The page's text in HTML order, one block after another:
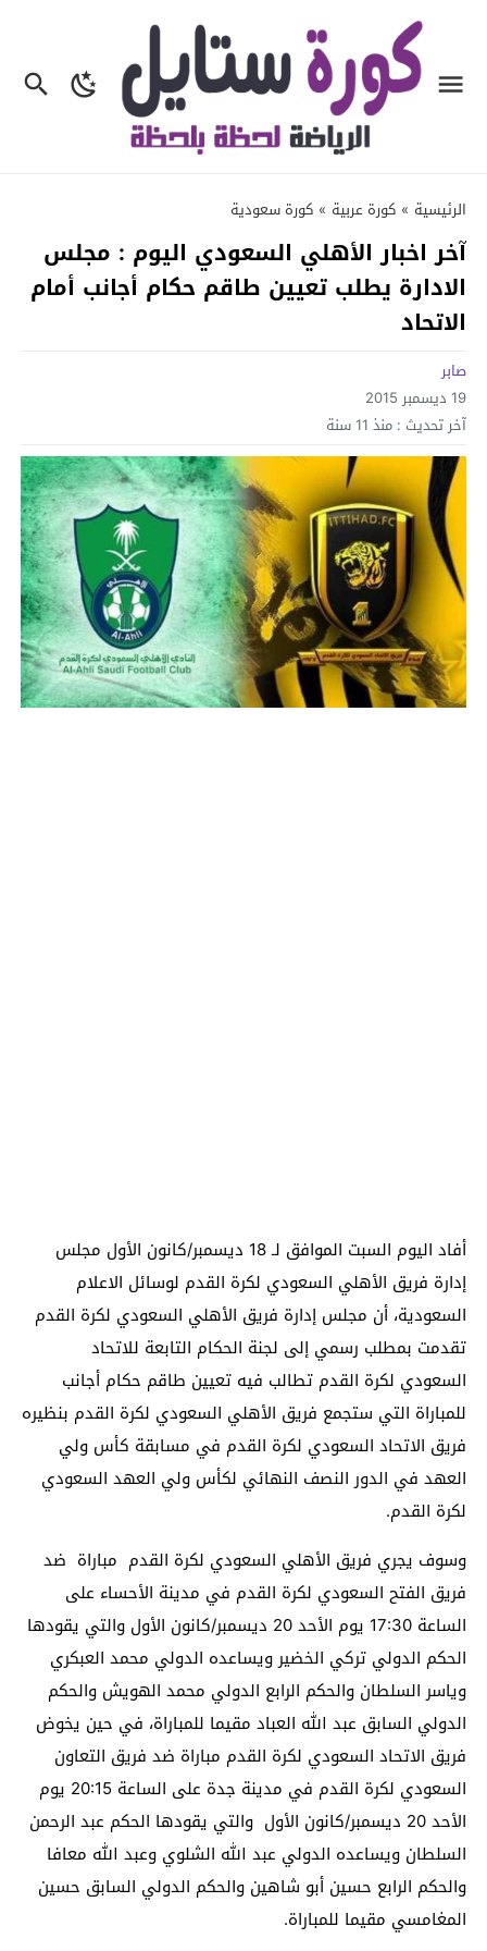
الرئيسية » كورة عربية » كورة سعودية
آخر اخبار الأهلي السعودي اليوم : مجلس
الادارة يطلب تعيين طاقم حكام أجانب أمام
الاتحاد
صابر
19 ديسمبر 2015
آخر تحديث : منذ 11 سنة
أفاد اليوم السبت الموافق لـ 18 ديسمبر/كانون الأول مجلس
إدارة فريق الأهلي السعودي لكرة القدم لوسائل الاعلام
السعودية، أن مجلس إدارة فريق الأهلي السعودي لكرة القدم
تقدمت بمطلب رسمي إلى لجنة الحكام التابعة للاتحاد
السعودي لكرة القدم تطالب فيه تعيين طاقم حكام أجانب
للمباراة التي ستجمع فريق الأهلي السعودي لكرة القدم بنظيره
فريق الاتحاد السعودي لكرة القدم في مسابقة كأس ولي
العهد في الدور النصف النهائي لكأس ولي العهد السعودي
لكرة القدم.
وسوف يجري فريق الأهلي السعودي لكرة القدم مباراة ضد
فريق الفتح السعودي لكرة القدم في مدينة الأحساء على
الساعة 17:30 يوم الأحد 20 ديسمبر/كانون الأول والتي يقودها
الحكم الدولي تركي الخضير ويساعده الدولي محمد العبكري
وياسر السلطان والحكم الرابع الدولي محمد الهويش والحكم
الدولي السابق عبد الله العباد مقيما للمباراة، في حين يخوض
فريق الاتحاد السعودي لكرة القدم مباراة ضد فريق التعاون
السعودي لكرة القدم في مدينة جدة على الساعة 20:15 يوم
الأحد 20 ديسمبر/كانون الأول والتي يقودها الحكم عبد الرحمن
السلطان ويساعده الدولي عبد الله الشلوي وعبد الله معافا
والحكم الرابع حسين أبو شاهين والحكم الدولي السابق حسين
المغامسي مقيما للمباراة.